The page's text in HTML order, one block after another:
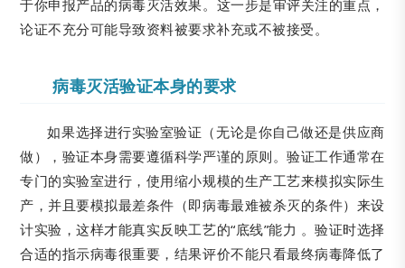
于你申报产品的病毒灭活效果。这一步是审评关注的重点，
论证不充分可能导致资料被要求补充或不被接受。
病毒灭活验证本身的要求
如果选择进行实验室验证（无论是你自己做还是供应商
做），验证本身需要遵循科学严谨的原则。验证工作通常在
专门的实验室进行，使用缩小规模的生产工艺来模拟实际生
产，并且要模拟最差条件（即病毒最难被杀灭的条件）来设
计实验，这样才能真实反映工艺的“底线”能力 。验证时选择
合适的指示病毒很重要，结果评价不能只看最终病毒降低了